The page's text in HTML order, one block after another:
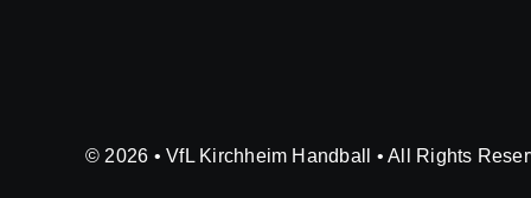
© 2026 • VfL Kirchheim Handball • All Rights